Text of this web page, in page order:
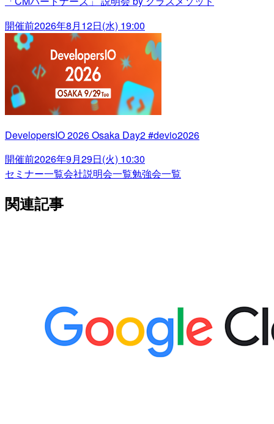
開催前2026年8月12日(水) 19:00
DevelopersIO 2026 Osaka Day2 #devio2026
開催前2026年9月29日(火) 10:30
セミナー一覧会社説明会一覧勉強会一覧
関連記事